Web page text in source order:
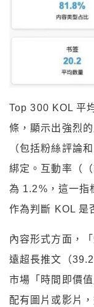
Top 300 KOL 平
條，顯示出強烈
（包括粉絲評論
綁定。互動率（
為 1.2%，這一指
作為判斷 KOL 是
內容形式方面，
遠超長推文（
市場「時間即價
配有圖片或影片